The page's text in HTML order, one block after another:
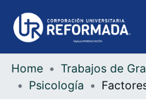
Communities &
Home Trabajos de
Psicología